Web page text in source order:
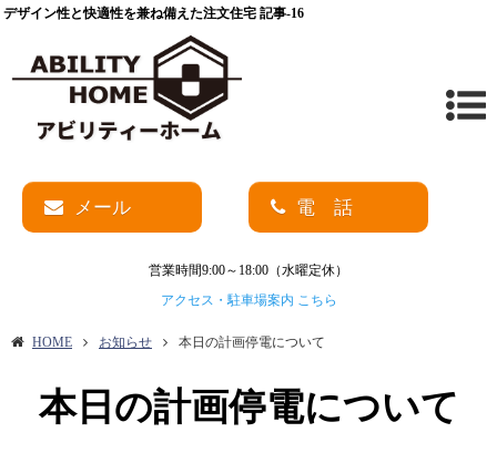
デザイン性と快適性を兼ね備えた注文住宅 記事-16
メール 電 話
営業時間9:00～18:00（水曜定休）
アクセス・駐車場案内 こちら
HOME お知らせ 本日の計画停電について
本日の計画停電について